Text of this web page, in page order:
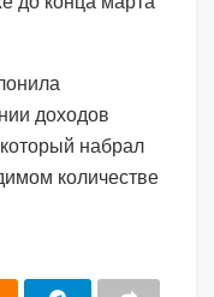
доходов
набрал
количестве